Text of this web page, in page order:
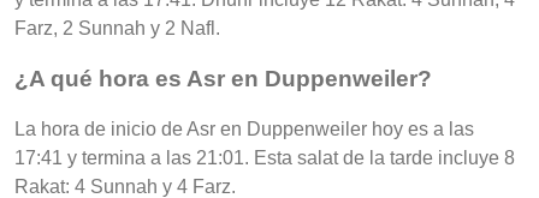
Farz, 2 Sunnah y 2 Nafl.
¿A qué hora es Asr en Duppenweiler?
La hora de inicio de Asr en Duppenweiler hoy es a las
17:41 y termina a las 21:01. Esta salat de la tarde incluye 8
Rakat: 4 Sunnah y 4 Farz.